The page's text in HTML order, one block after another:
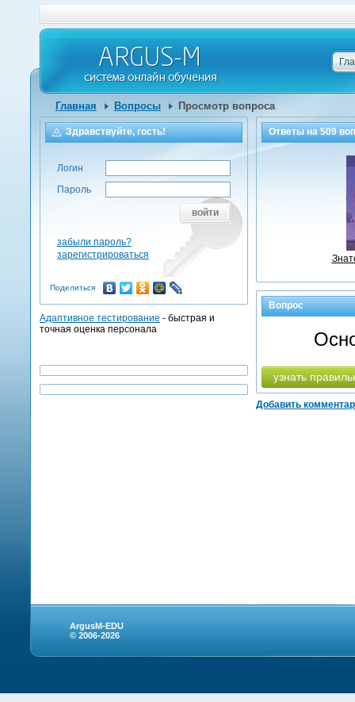
Главная Вопросы Просмотр вопроса
Ответы на509
Вопрос
узнать
Добавить
Здравствуйте, гость!
Логин
Пароль
войти
забыли пароль?
зарегистрироваться
Поделиться
Адаптивное тестирование - быстрая и
точная оценка персонала
ArgusM-EDU
© 2006-2026